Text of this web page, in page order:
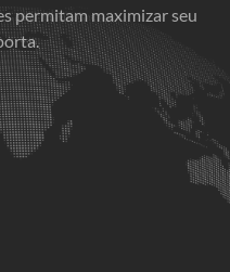
permitam maximizar seu